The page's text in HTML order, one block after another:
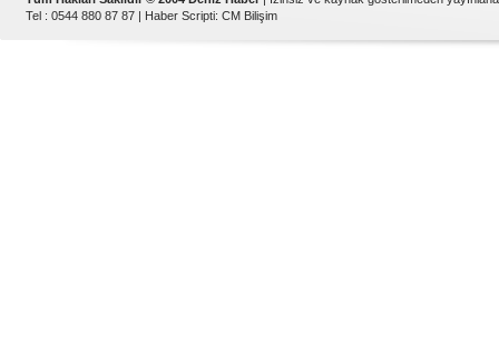
Tel : 0544 880 87 87 | Haber Scripti: CM Bilişim